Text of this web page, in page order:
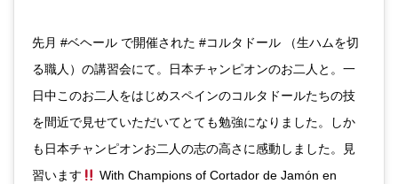
先月 #ベヘール で開催された #コルタドール （生ハムを切
る職人）の講習会にて。日本チャンピオンのお二人と。一
日中このお二人をはじめスペインのコルタドールたちの技
を間近で見せていただいてとても勉強になりました。しか
も日本チャンピオンお二人の志の高さに感動しました。見
習います
With Champions of Cortador de Jamón en